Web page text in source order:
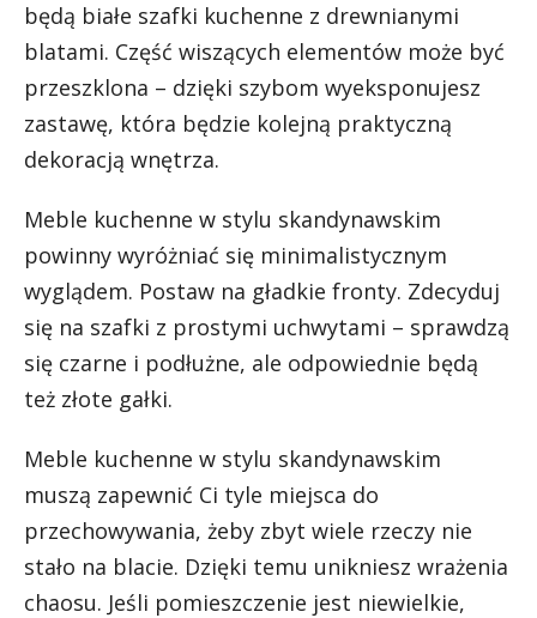
będą białe szafki kuchenne z drewnianymi
blatami. Część wiszących elementów może być
przeszklona – dzięki szybom wyeksponujesz
zastawę, która będzie kolejną praktyczną
dekoracją wnętrza.
Meble kuchenne w stylu skandynawskim
powinny wyróżniać się minimalistycznym
wyglądem. Postaw na gładkie fronty. Zdecyduj
się na szafki z prostymi uchwytami – sprawdzą
się czarne i podłużne, ale odpowiednie będą
też złote gałki.
Meble kuchenne w stylu skandynawskim
muszą zapewnić Ci tyle miejsca do
przechowywania, żeby zbyt wiele rzeczy nie
stało na blacie. Dzięki temu unikniesz wrażenia
chaosu. Jeśli pomieszczenie jest niewielkie,